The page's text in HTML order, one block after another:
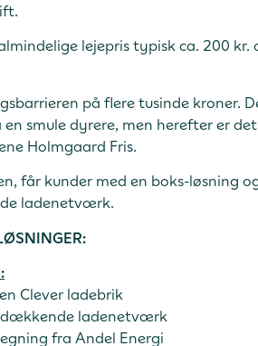
lejepris typisk ca. 200 kr.
på flere tusinde kroner.
smule dyrere, men herefter er
Holmgaard Fris.
får kunder med en boks-løsning
ladenetværk.
Clever ladebrik
ladenetværk
fra Andel Energi